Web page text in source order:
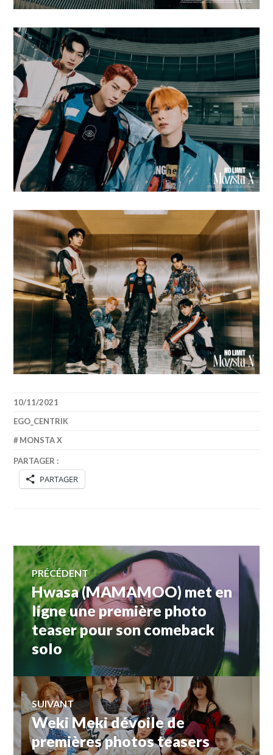
10/11/2021
EGO_CENTRIK
MONSTA X
PARTAGER :
PARTAGER
Navigation
de
l’article
PRÉCÉDENT
Article
précédent :
Hwasa (MAMAMOO) met en
ligne une première photo
teaser pour son comeback
solo
SUIVANT
Article
Suivant:
Weki Meki dévoile de
premières photos teasers